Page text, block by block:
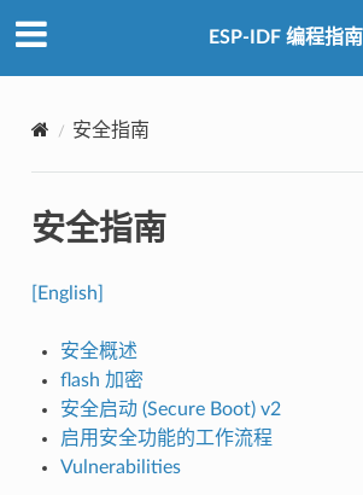
ESP-IDF 编程指南
安全指南
安全指南
[English]
安全概述
flash 加密
安全启动 (Secure Boot) v2
启用安全功能的工作流程
Vulnerabilities